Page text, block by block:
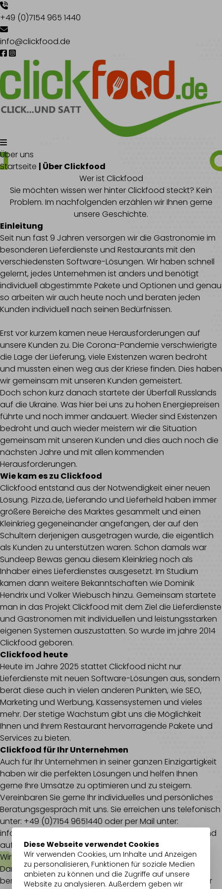
Diese Webseite verwendet Cookies
Wir verwenden Cookies, um Inhalte und Anzeigen
zu personalisieren, Funktionen für soziale Medien
anbieten zu können und die Zugriffe auf unsere
Website zu analysieren. Außerdem geben wir
+49 (0)7154 965 1440
info@clickfood.de
Über uns
Startseite | Über Clickfood
Wer ist Clickfood
Sie möchten wissen wer hinter Clickfood steckt? Kein
Problem. Im nachfolgenden erzählen wir Ihnen gerne
unsere Geschichte.
Einleitung
Seit nun fast 9 Jahren versorgen wir die Gastronomie im
besonderen Lieferdienste und Restaurants mit den
verschiedensten Software-Lösungen. Wir haben schnell
gelernt, jedes Unternehmen ist anders und benötigt
individuell abgestimmte Pakete und Optionen und genau
so arbeiten wir auch heute noch und beraten jeden
Kunden individuell nach seinen Bedürfnissen.
Erst vor kurzem kamen neue Herausforderungen auf
unsere Kunden zu. Die Corona-Pandemie verschwierigte
die Lage der Lieferung, viele Existenzen waren bedroht
und mussten einen weg aus der Kriese finden. Dies haben
wir gemeinsam mit unseren Kunden gemeistert.
Doch schon kurz danach startete der Überfall Russlands
auf die Ukraine. Was hier bei uns zu hohen Energiepreisen
führte und noch immer andauert. Wieder sind Existenzen
bedroht und auch wieder meistern wir die Situation
gemeinsam mit unseren Kunden und dies auch noch die
nächsten Jahre und mit allen kommenden
Herausforderungen.
Wie kam es zu Clickfood
Clickfood entstand aus der Notwendigkeit einer neuen
Lösung. Pizza.de, Lieferando und Lieferheld haben immer
größere Bereiche des Marktes gesammelt und einen
Kleinkrieg gegeneinander angefangen, der auf den
Schultern derjenigen ausgetragen wurde, die eigentlich
als Kunden zu unterstützen waren. Schon damals war
Sundeep Bewas genau diesem Kleinkrieg noch als
Inhaber eines Lieferdienstes ausgesetzt. Im Studium
kamen dann weitere Bekanntschaften wie Dominik
Hendrix und Volker Wiebusch hinzu. Gemeinsam startete
man in das Projekt Clickfood mit dem Ziel die Lieferdienste
und Gastronomen mit individuellen und leistungsstarken
eigenen Systemen auszustatten. So wurde im jahre 2014
Clickfood geboren.
Clickfood heute
Heute im Jahre 2025 stattet Clickfood nicht nur
Lieferdienste mit neuen Software-Lösungen aus, sondern
berät diese auch in vielen anderen Punkten, wie SEO,
Marketing und Werbung, Kassensystemen und vieles
mehr. Der stetige Wachstum gibt uns die Möglichkeit
Ihnen und Ihrem Restaurant hervorragende Pakete und
Services zu bieten.
Clickfood für Ihr Unternehmen
Auch für Ihr Unternehmen in seiner ganzen Einzigartigkeit
haben wir die perfekten Lösungen und helfen Ihnen
gerne Ihre Umsätze zu optimieren und zu steigern.
Vereinbaren Sie gerne Ihr individuelles und persönliches
Beratungsgespräch mit uns. Sie erreichen uns telefonisch
unter: +49 (0)7154 9651440 oder per Mail unter:
info[at]
. Wir freuen uns auf Ihre Anfrage und
auf eine erfolgreiche Zusammenarbeit.
Wir haben Ihr Interesse geweckt?
Dann lassen Sie sich noch heutekostenlos von uns
beraten! Sie erreichen uns per Telefon, Kontaktformular